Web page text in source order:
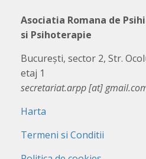
Asociatia Romana de
si Psihoterapie
București, sector 2, Str.
etaj 1
secretariat.arpp [at]
Harta
Termeni si Conditii